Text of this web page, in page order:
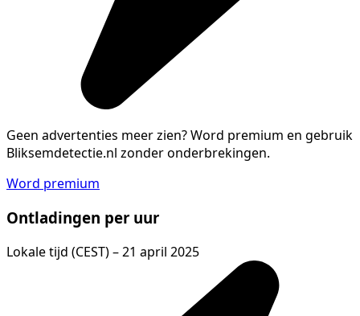
Geen advertenties meer zien?Word premium en gebruik
Bliksemdetectie.nl zonder onderbrekingen.
Word premium
Ontladingen per uur
Lokale tijd (CEST) – 21 april 2025